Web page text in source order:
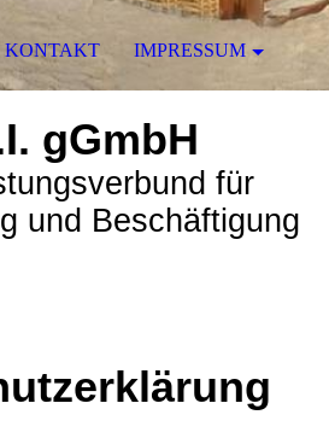
gGmbH
für
und Beschäftigung
KONTAKT IMPRESSUM